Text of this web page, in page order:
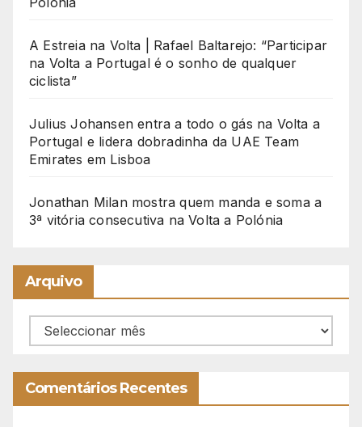
A Estreia na Volta | Rafael Baltarejo: “Participar
na Volta a Portugal é o sonho de qualquer
ciclista”
Julius Johansen entra a todo o gás na Volta a
Portugal e lidera dobradinha da UAE Team
Emirates em Lisboa
Jonathan Milan mostra quem manda e soma a
3ª vitória consecutiva na Volta a Polónia
Arquivo
Arquivo
Comentários Recentes